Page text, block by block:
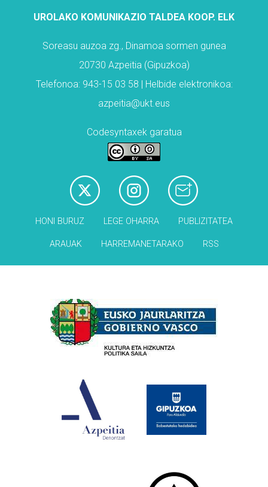
UROLAKO KOMUNIKAZIO TALDEA KOOP. ELK
Soreasu auzoa zg., Dinamoa sormen gunea
20730 Azpeitia (Gipuzkoa)
Telefonoa: 943-15 03 58 | Helbide elektronikoa:
azpeitia@ukt.eus
Codesyntaxek garatua
HONI BURUZ LEGE OHARRA PUBLIZITATEA
ARAUAK HARREMANETARAKO RSS